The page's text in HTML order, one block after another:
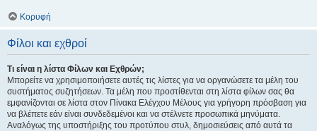
Κορυφή
Φίλοι και εχθροί
Τι είναι η λίστα Φίλων και Εχθρών;
Μπορείτε να χρησιμοποιήσετε αυτές τις λίστες για να οργανώσετε τα μέλη του
συστήματος συζητήσεων. Τα μέλη που προστίθενται στη λίστα φίλων σας θα
εμφανίζονται σε λίστα στον Πίνακα Ελέγχου Μέλους για γρήγορη πρόσβαση για
να βλέπετε εάν είναι συνδεδεμένοι και να στέλνετε προσωπικά μηνύματα.
Αναλόγως της υποστήριξης του προτύπου στυλ, δημοσιεύσεις από αυτά τα